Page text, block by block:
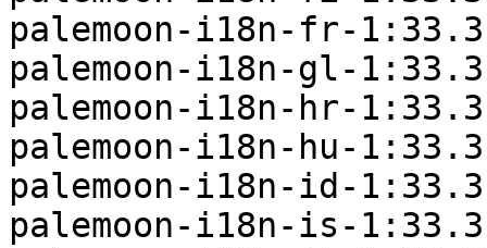
palemoon-i18n-fr-
palemoon-i18n-gl-
palemoon-i18n-hr-
palemoon-i18n-hu-
palemoon-i18n-id-
palemoon-i18n-is-